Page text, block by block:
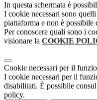
In questa schermata è
I cookie necessari sono
piattaforma e non è possibile
Per conoscere quali sono i
visionare la COOKIE
Cookie necessari per il
I cookie necessari per il
disabilitati. È possibile
policy.